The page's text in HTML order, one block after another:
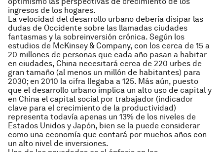
ingresos de los hogares.
La velocidad del desarrollo urbano debería disipar las
dudas de Occidente sobre las llamadas ciudades
fantasmas y la sobreinversión crónica. Según los
estudios de McKinsey & Company, con los cerca de 15 a
20 millones de personas que cada año pasan a habitar
en ciudades, China necesitará cerca de 220 urbes de
gran tamaño (al menos un millón de habitantes) para
2030; en 2010 la cifra llegaba a 125. Más aún, puesto
que el desarrollo urbano implica un alto uso de capital y
en China el capital social por trabajador (indicador
clave para el crecimiento de la productividad)
representa todavía apenas un 13% de los niveles de
Estados Unidos y Japón, bien se la puede considerar
como una economía que contará por muchos años con
un alto nivel de inversiones.